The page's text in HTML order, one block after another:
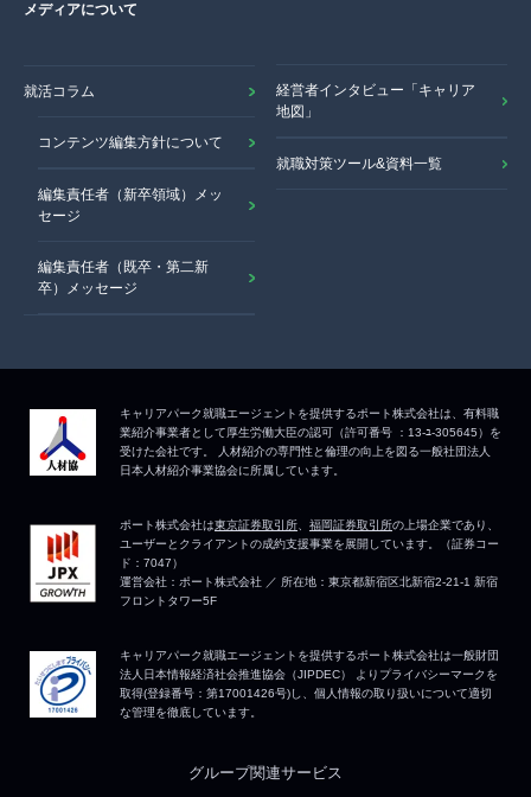
メディアについて
就活コラム
コンテンツ編集方針について
編集責任者（新卒領域）メッ
セージ
編集責任者（既卒・第二新
卒）メッセージ
経営者インタビュー「キャリア
地図」
就職対策ツール&資料一覧